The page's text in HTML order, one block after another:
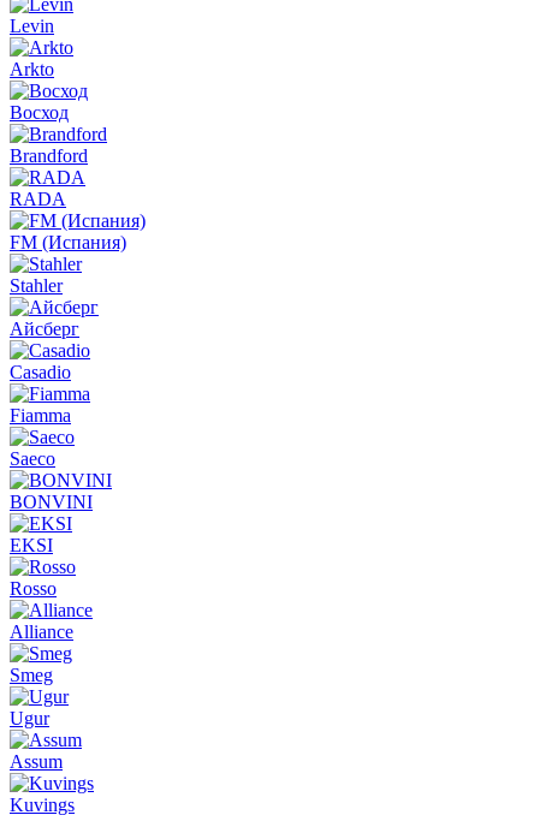
Levin
Arkto
Восход
Brandford
RADA
FM (Испания)
Stahler
Айсберг
Casadio
Fiamma
Saeco
BONVINI
EKSI
Rosso
Alliance
Smeg
Ugur
Assum
Kuvings